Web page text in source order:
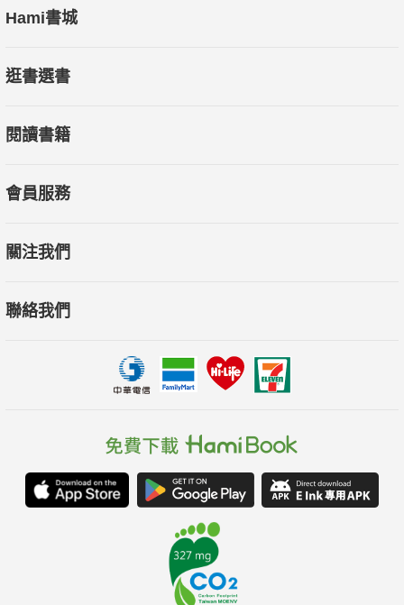
Hami書城
逛書選書
閱讀書籍
會員服務
關注我們
聯絡我們